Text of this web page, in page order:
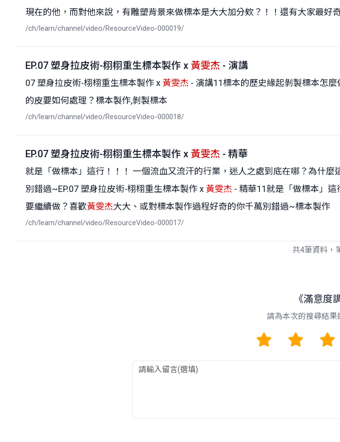
現在的他，而對他來說，有雕塑背景來做標本是大大加分欸？！！還有大家最好
/ch/learn/channel/video/ResourceVideo-000019/
EP.07 塑身拉皮術-栩栩重生標本製作 x 黃雯杰 - 演講
07 塑身拉皮術-栩栩重生標本製作 x 黃雯杰 - 演講11標本的歷史緣起剝製標本怎
的皮要如何處理？標本製作,剝製標本
/ch/learn/channel/video/ResourceVideo-000018/
EP.07 塑身拉皮術-栩栩重生標本製作 x 黃雯杰 - 精華
就是「做標本」這行！！！ 一個流血又流汗的行業，迷人之處到底在哪？為什麼
別錯過~EP.07 塑身拉皮術-栩栩重生標本製作 x 黃雯杰 - 精華11就是「做標本」
要繼續做？喜歡黃雯杰大大、或對標本製作過程好奇的你千萬別錯過~標本製作
/ch/learn/channel/video/ResourceVideo-000017/
共4筆資料，
《滿意度
請為本次的搜尋結果
1 2 3